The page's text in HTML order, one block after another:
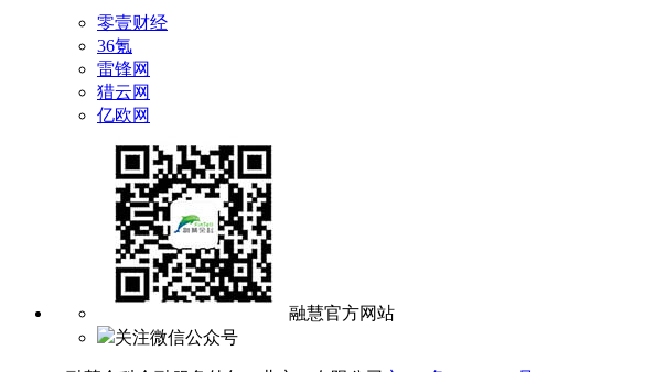
零壹财经
36氪
雷锋网
猎云网
亿欧网
融慧官方网站
关注微信公众号